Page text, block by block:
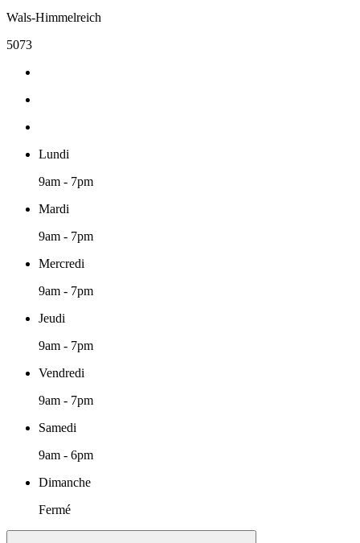
Wals-Himmelreich
5073
Lundi
9am - 7pm
Mardi
9am - 7pm
Mercredi
9am - 7pm
Jeudi
9am - 7pm
Vendredi
9am - 7pm
Samedi
9am - 6pm
Dimanche
Fermé